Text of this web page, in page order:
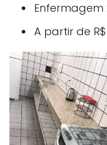
Enfermagem
A partir de